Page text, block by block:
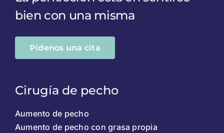
bien con una misma
Pídenos una cita
Cirugía de pecho
Aumento de pecho
Aumento de pecho con grasa propia